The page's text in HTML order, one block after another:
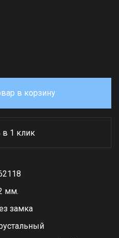
в корзину
в 1 клик
мм.
замка